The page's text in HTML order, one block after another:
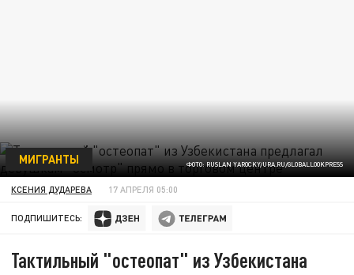
ФОТО: RUSLAN YAROCKY/URA.RU/GLOBALLOOKPRESS
МИГРАНТЫ
КСЕНИЯ ДУДАРЕВА 17 АПРЕЛЯ 05:00
ПОДПИШИТЕСЬ:
Тактильный "остеопат" из Узбекистана